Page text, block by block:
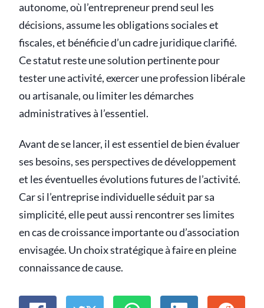
autonome, où l’entrepreneur prend seul les
décisions, assume les obligations sociales et
fiscales, et bénéficie d’un cadre juridique clarifié.
Ce statut reste une solution pertinente pour
tester une activité, exercer une profession libérale
ou artisanale, ou limiter les démarches
administratives à l’essentiel.
Avant de se lancer, il est essentiel de bien évaluer
ses besoins, ses perspectives de développement
et les éventuelles évolutions futures de l’activité.
Car si l’entreprise individuelle séduit par sa
simplicité, elle peut aussi rencontrer ses limites
en cas de croissance importante ou d’association
envisagée. Un choix stratégique à faire en pleine
connaissance de cause.